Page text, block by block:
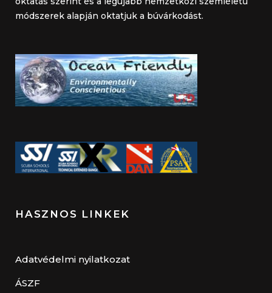
módszerek alapján oktatjuk a búvárkodást.
HASZNOS LINKEK
Adatvédelmi nyilatkozat
ÁSZF